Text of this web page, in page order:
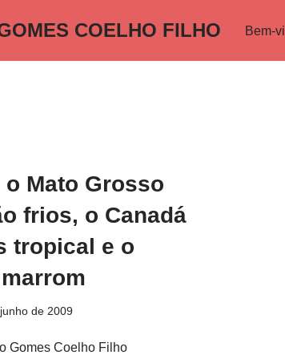
COELHO FILHO Bem-
o Mato Grosso
frios, o Canadá
tropical e o
de 2009
Gomes Coelho Filho